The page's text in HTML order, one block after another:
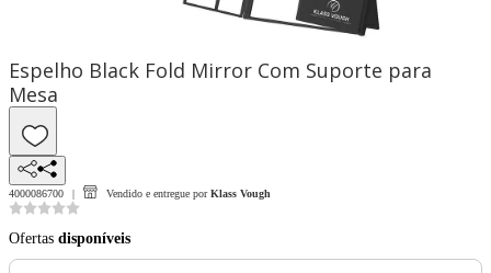
Espelho Black Fold Mirror Com Suporte para
Mesa
4000086700 Vendido e entregue por Klass Vough
Ofertas disponíveis